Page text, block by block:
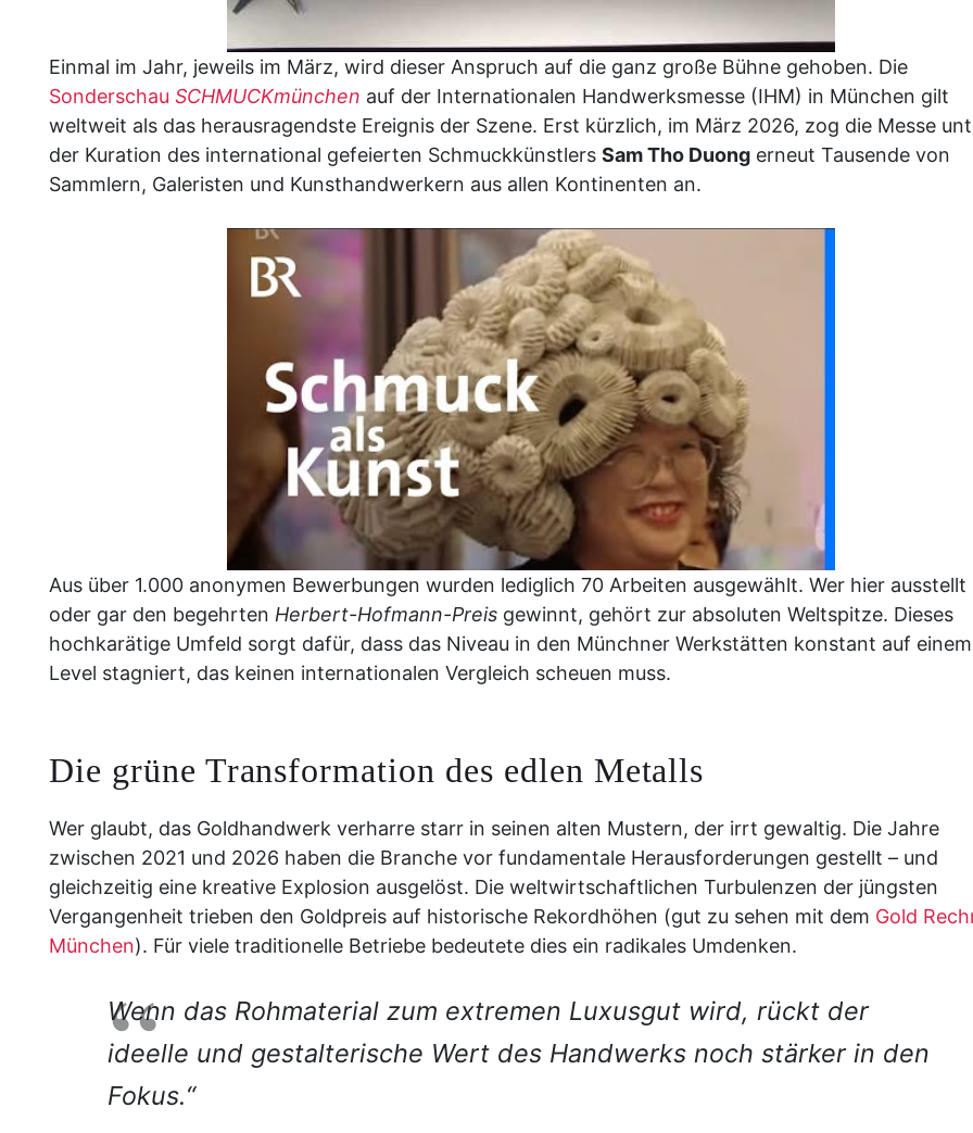
Einmal im Jahr, jeweils im März, wird dieser Anspruch auf die ganz große Bühne gehoben. Die
Sonderschau SCHMUCKmünchen auf der Internationalen Handwerksmesse (IHM) in München gilt
weltweit als das herausragendste Ereignis der Szene. Erst kürzlich, im März 2026, zog die Messe
der Kuration des international gefeierten Schmuckkünstlers Sam Tho Duong erneut Tausende von
Sammlern, Galeristen und Kunsthandwerkern aus allen Kontinenten an.
Aus über 1.000 anonymen Bewerbungen wurden lediglich 70 Arbeiten ausgewählt. Wer hier ausstellt
oder gar den begehrten Herbert-Hofmann-Preis gewinnt, gehört zur absoluten Weltspitze. Dieses
hochkarätige Umfeld sorgt dafür, dass das Niveau in den Münchner Werkstätten konstant auf einem
Level stagniert, das keinen internationalen Vergleich scheuen muss.
Die grüne Transformation des edlen Metalls
Wer glaubt, das Goldhandwerk verharre starr in seinen alten Mustern, der irrt gewaltig. Die Jahre
zwischen 2021 und 2026 haben die Branche vor fundamentale Herausforderungen gestellt – und
gleichzeitig eine kreative Explosion ausgelöst. Die weltwirtschaftlichen Turbulenzen der jüngsten
Vergangenheit trieben den Goldpreis auf historische Rekordhöhen (gut zu sehen mit dem Gold
München). Für viele traditionelle Betriebe bedeutete dies ein radikales Umdenken.
Wenn das Rohmaterial zum extremen Luxusgut wird, rückt der
ideelle und gestalterische Wert des Handwerks noch stärker in den
Fokus.“